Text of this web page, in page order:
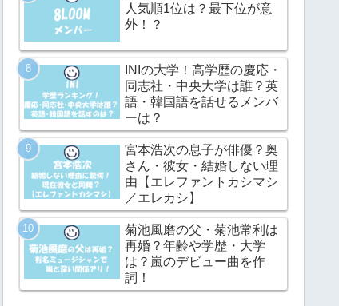
人気順1位は？最下位が意
外！？
INIの大学！高学歴の慶応・
同志社・中央大学は誰？英
語・韓国語を話せるメンバ
ーは？
宮本浩次の息子が俳優？奥
さん・彼女・結婚しない理
由【エレファントカシマシ
／エレカシ】
菊池風磨の父・菊池常利は
再婚？年齢や学歴・大学
は？嵐のデビュー曲を作
詞！